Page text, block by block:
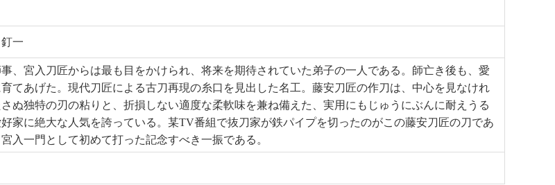
一
宮入刀匠からは最も目をかけられ、将来を期待されていた弟子の一人である。師亡き後も、愛
てあげた。現代刀匠による古刀再現の糸口を見出した名工。藤安刀匠の作刀は、中心を見なけれ
ぬ独特の刃の粘りと、折損しない適度な柔軟味を兼ね備えた、実用にもじゅうにぶんに耐えうる
家に絶大な人気を誇っている。某TV番組で抜刀家が鉄パイプを切ったのがこの藤安刀匠の刀であ
入一門として初めて打った記念すべき一振である。